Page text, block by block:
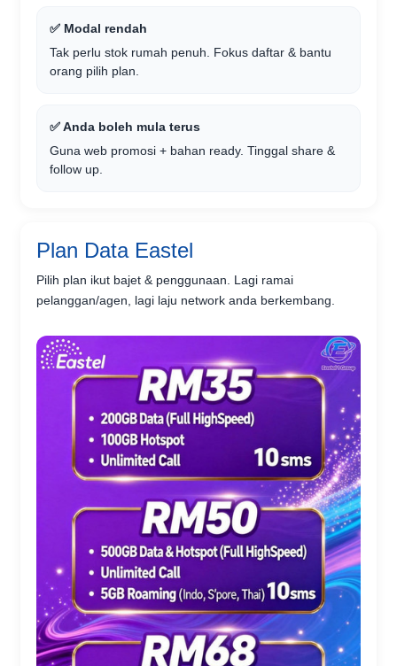
✅ Modal rendah
Tak perlu stok rumah penuh. Fokus daftar & bantu
orang pilih plan.
✅ Anda boleh mula terus
Guna web promosi + bahan ready. Tinggal share &
follow up.
Plan Data Eastel
Pilih plan ikut bajet & penggunaan. Lagi ramai
pelanggan/agen, lagi laju network anda berkembang.